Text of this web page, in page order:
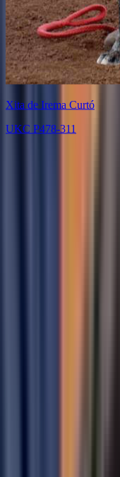
Xita de Irema Curtó
UKC P478-311